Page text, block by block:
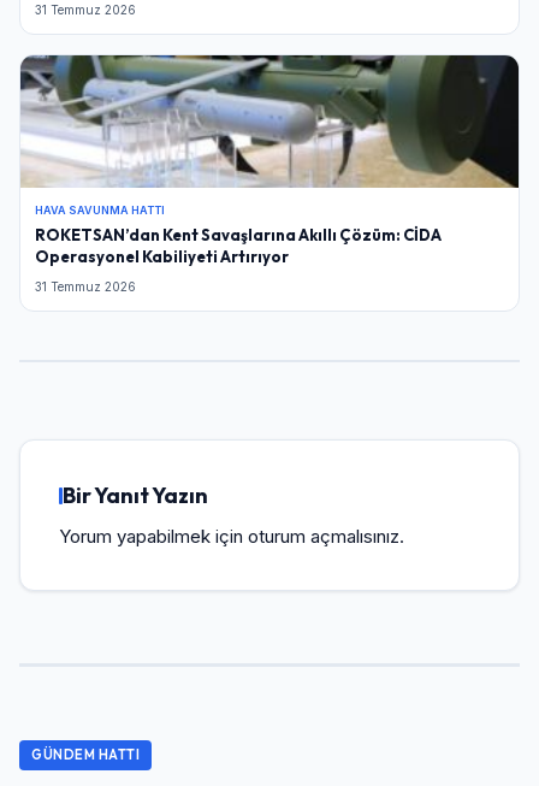
31 Temmuz 2026
HAVA SAVUNMA HATTI
ROKETSAN’dan Kent Savaşlarına Akıllı Çözüm: CİDA
Operasyonel Kabiliyeti Artırıyor
31 Temmuz 2026
Bir Yanıt Yazın
Yorum yapabilmek için oturum açmalısınız.
GÜNDEM HATTI